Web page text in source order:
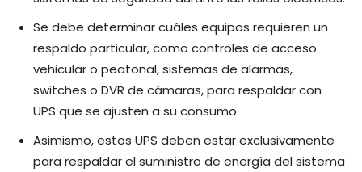
Se debe determinar cuáles equipos requieren un
respaldo particular, como controles de acceso
vehicular o peatonal, sistemas de alarmas,
switches o DVR de cámaras, para respaldar con
UPS que se ajusten a su consumo.
Asimismo, estos UPS deben estar exclusivamente
para respaldar el suministro de energía del sistema